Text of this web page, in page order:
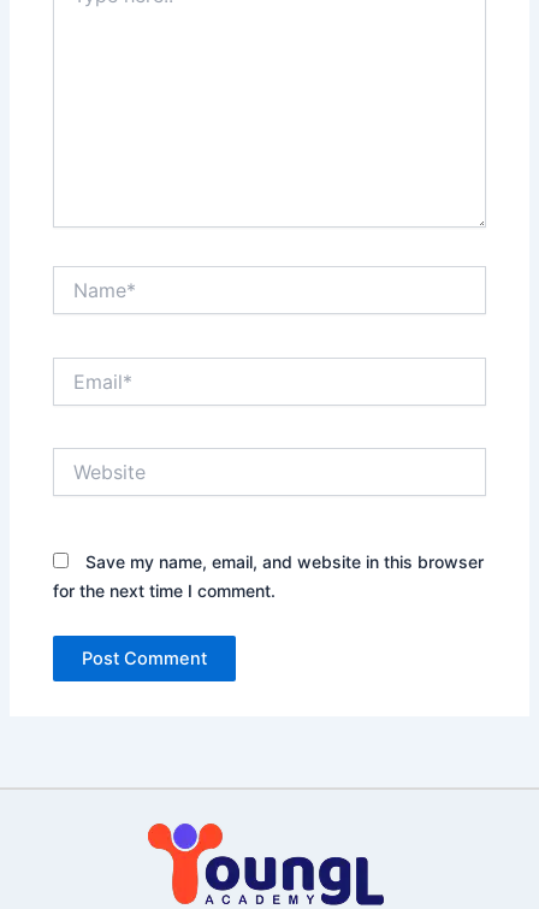
Save my name, email, and website in this browser
for the next time I comment.